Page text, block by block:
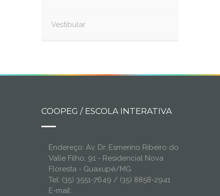
Vestibular
COOPEG / ESCOLA INTERATIVA
Endereço: Av. Dr. Esmerino Ribeiro do
Valle Filho, 91 - Residencial Nova
Floresta - Guaxupé/MG
Tel: (35) 3551-7649 / (35) 8858-2941
E-mail: